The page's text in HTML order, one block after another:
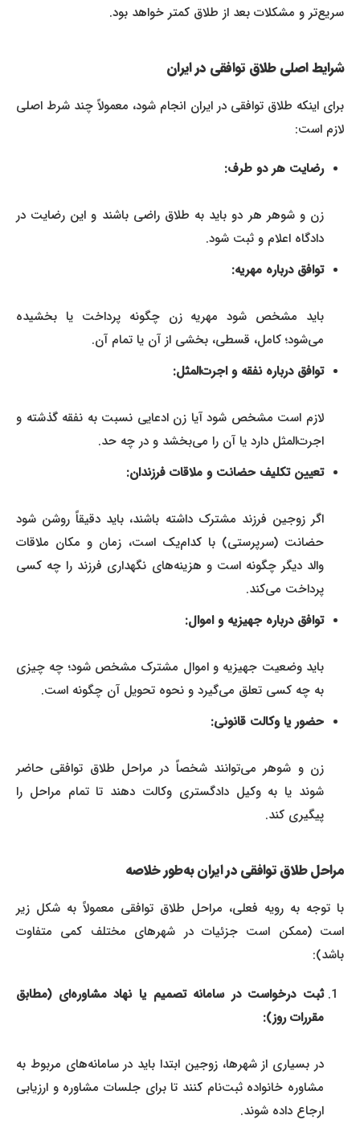
سریع‌تر و مشکلات بعد از طلاق کمتر خواهد بود.
شرایط اصلی طلاق توافقی در ایران
برای اینکه طلاق توافقی در ایران انجام شود، معمولاً چند شرط اصلی
لازم است:
رضایت هر دو طرف:
زن و شوهر هر دو باید به طلاق راضی باشند و این رضایت در
دادگاه اعلام و ثبت شود.
توافق درباره مهریه:
باید مشخص شود مهریه زن چگونه پرداخت یا بخشیده
می‌شود؛ کامل، قسطی، بخشی از آن یا تمام آن.
توافق درباره نفقه و اجرت‌المثل:
لازم است مشخص شود آیا زن ادعایی نسبت به نفقه گذشته و
اجرت‌المثل دارد یا آن را می‌بخشد و در چه حد.
تعیین تکلیف حضانت و ملاقات فرزندان:
اگر زوجین فرزند مشترک داشته باشند، باید دقیقاً روشن شود
حضانت (سرپرستی) با کدام‌یک است، زمان و مکان ملاقات
والد دیگر چگونه است و هزینه‌های نگهداری فرزند را چه کسی
پرداخت می‌کند.
توافق درباره جهیزیه و اموال:
باید وضعیت جهیزیه و اموال مشترک مشخص شود؛ چه چیزی
به چه کسی تعلق می‌گیرد و نحوه تحویل آن چگونه است.
حضور یا وکالت قانونی:
زن و شوهر می‌توانند شخصاً در مراحل طلاق توافقی حاضر
شوند یا به وکیل دادگستری وکالت دهند تا تمام مراحل را
پیگیری کند.
مراحل طلاق توافقی در ایران به‌طور خلاصه
با توجه به رویه فعلی، مراحل طلاق توافقی معمولاً به شکل زیر
است (ممکن است جزئیات در شهرهای مختلف کمی متفاوت
باشد):
ثبت درخواست در سامانه تصمیم یا نهاد مشاوره‌ای (مطابق
مقررات روز):
در بسیاری از شهرها، زوجین ابتدا باید در سامانه‌های مربوط به
مشاوره خانواده ثبت‌نام کنند تا برای جلسات مشاوره و ارزیابی
ارجاع داده شوند.